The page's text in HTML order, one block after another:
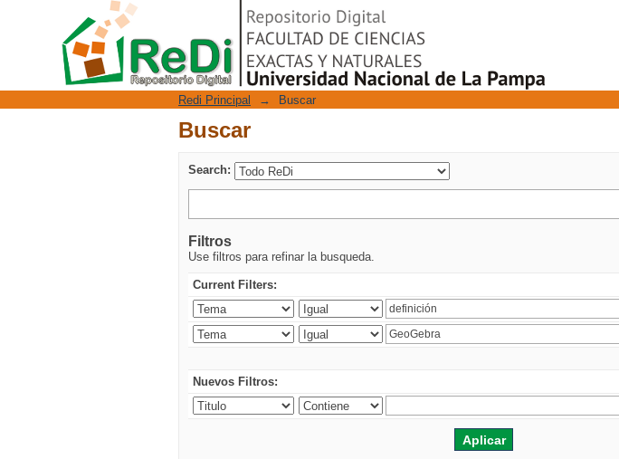
Buscar
Repositorio Digital
Redi Principal → Buscar
Buscar
Search:
Filtros
Use filtros para refinar la busqueda.
Current Filters:
Nuevos Filtros: